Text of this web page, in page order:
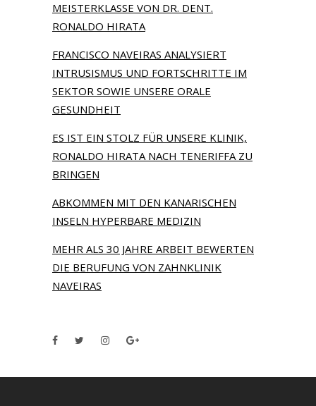
MEISTERKLASSE VON DR. DENT.
RONALDO HIRATA
FRANCISCO NAVEIRAS ANALYSIERT
INTRUSISMUS UND FORTSCHRITTE IM
SEKTOR SOWIE UNSERE ORALE
GESUNDHEIT
ES IST EIN STOLZ FÜR UNSERE KLINIK,
RONALDO HIRATA NACH TENERIFFA ZU
BRINGEN
ABKOMMEN MIT DEN KANARISCHEN
INSELN HYPERBARE MEDIZIN
MEHR ALS 30 JAHRE ARBEIT BEWERTEN
DIE BERUFUNG VON ZAHNKLINIK
NAVEIRAS